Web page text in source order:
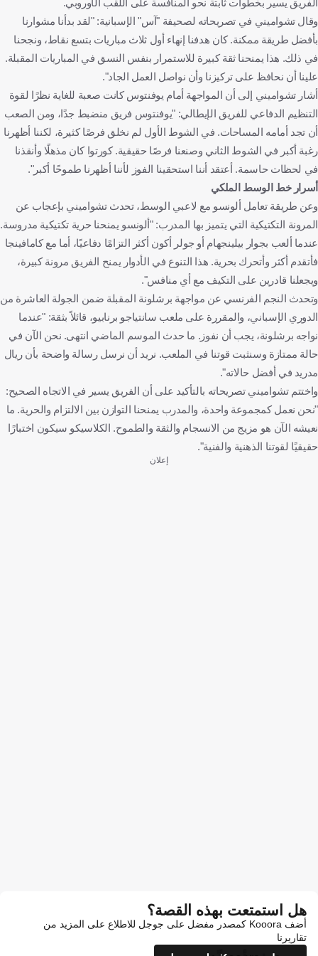
الفريق يسير بخطوات ثابتة نحو المنافسة على اللقب الأوروبي.
وقال تشواميني في تصريحاته لصحيفة "آس" الإسبانية: "لقد بدأنا مشوارنا
بأفضل طريقة ممكنة. كان هدفنا إنهاء أول ثلاث مباريات بتسع نقاط، ونجحنا
في ذلك. هذا يمنحنا ثقة كبيرة للاستمرار بنفس النسق في المباريات المقبلة.
علينا أن نحافظ على تركيزنا وأن نواصل العمل الجاد".
أشار تشواميني إلى أن المواجهة أمام يوفنتوس كانت صعبة للغاية نظرًا لقوة
التنظيم الدفاعي للفريق الإيطالي: "يوفنتوس فريق منضبط جدًا، ومن الصعب
أن تجد أمامه المساحات. في الشوط الأول لم نخلق فرصًا كثيرة، لكننا أظهرنا
رغبة أكبر في الشوط الثاني وصنعنا فرصًا حقيقية. كورتوا كان مذهلًا وأنقذنا
في لحظات حاسمة. أعتقد أننا استحقينا الفوز لأننا أظهرنا طموحًا أكبر".
أسرار خط الوسط الملكي
وعن طريقة تعامل ألونسو مع لاعبي الوسط، تحدث تشواميني بإعجاب عن
المرونة التكتيكية التي يتميز بها المدرب: "ألونسو يمنحنا حرية تكتيكية مدروسة.
عندما ألعب بجوار بيلينجهام أو جولر أكون أكثر التزامًا دفاعيًا، أما مع كامافينجا
فأتقدم أكثر وأتحرك بحرية. هذا التنوع في الأدوار يمنح الفريق مرونة كبيرة،
ويجعلنا قادرين على التكيف مع أي منافس".
وتحدث النجم الفرنسي عن مواجهة برشلونة المقبلة ضمن الجولة العاشرة من
الدوري الإسباني، والمقررة على ملعب سانتياجو برنابيو، قائلاً بثقة: "عندما
نواجه برشلونة، يجب أن نفوز. ما حدث الموسم الماضي انتهى. نحن الآن في
حالة ممتازة وسنثبت قوتنا في الملعب. نريد أن نرسل رسالة واضحة بأن ريال
مدريد في أفضل حالاته".
واختتم تشواميني تصريحاته بالتأكيد على أن الفريق يسير في الاتجاه الصحيح:
"نحن نعمل كمجموعة واحدة، والمدرب يمنحنا التوازن بين الالتزام والحرية. ما
نعيشه الآن هو مزيج من الانسجام والثقة والطموح. الكلاسيكو سيكون اختبارًا
حقيقيًا لقوتنا الذهنية والفنية".
إعلان
هل استمتعت بهذه القصة؟
أضف Kooora كمصدر مفضل على جوجل للاطلاع على المزيد من
تقاريرنا